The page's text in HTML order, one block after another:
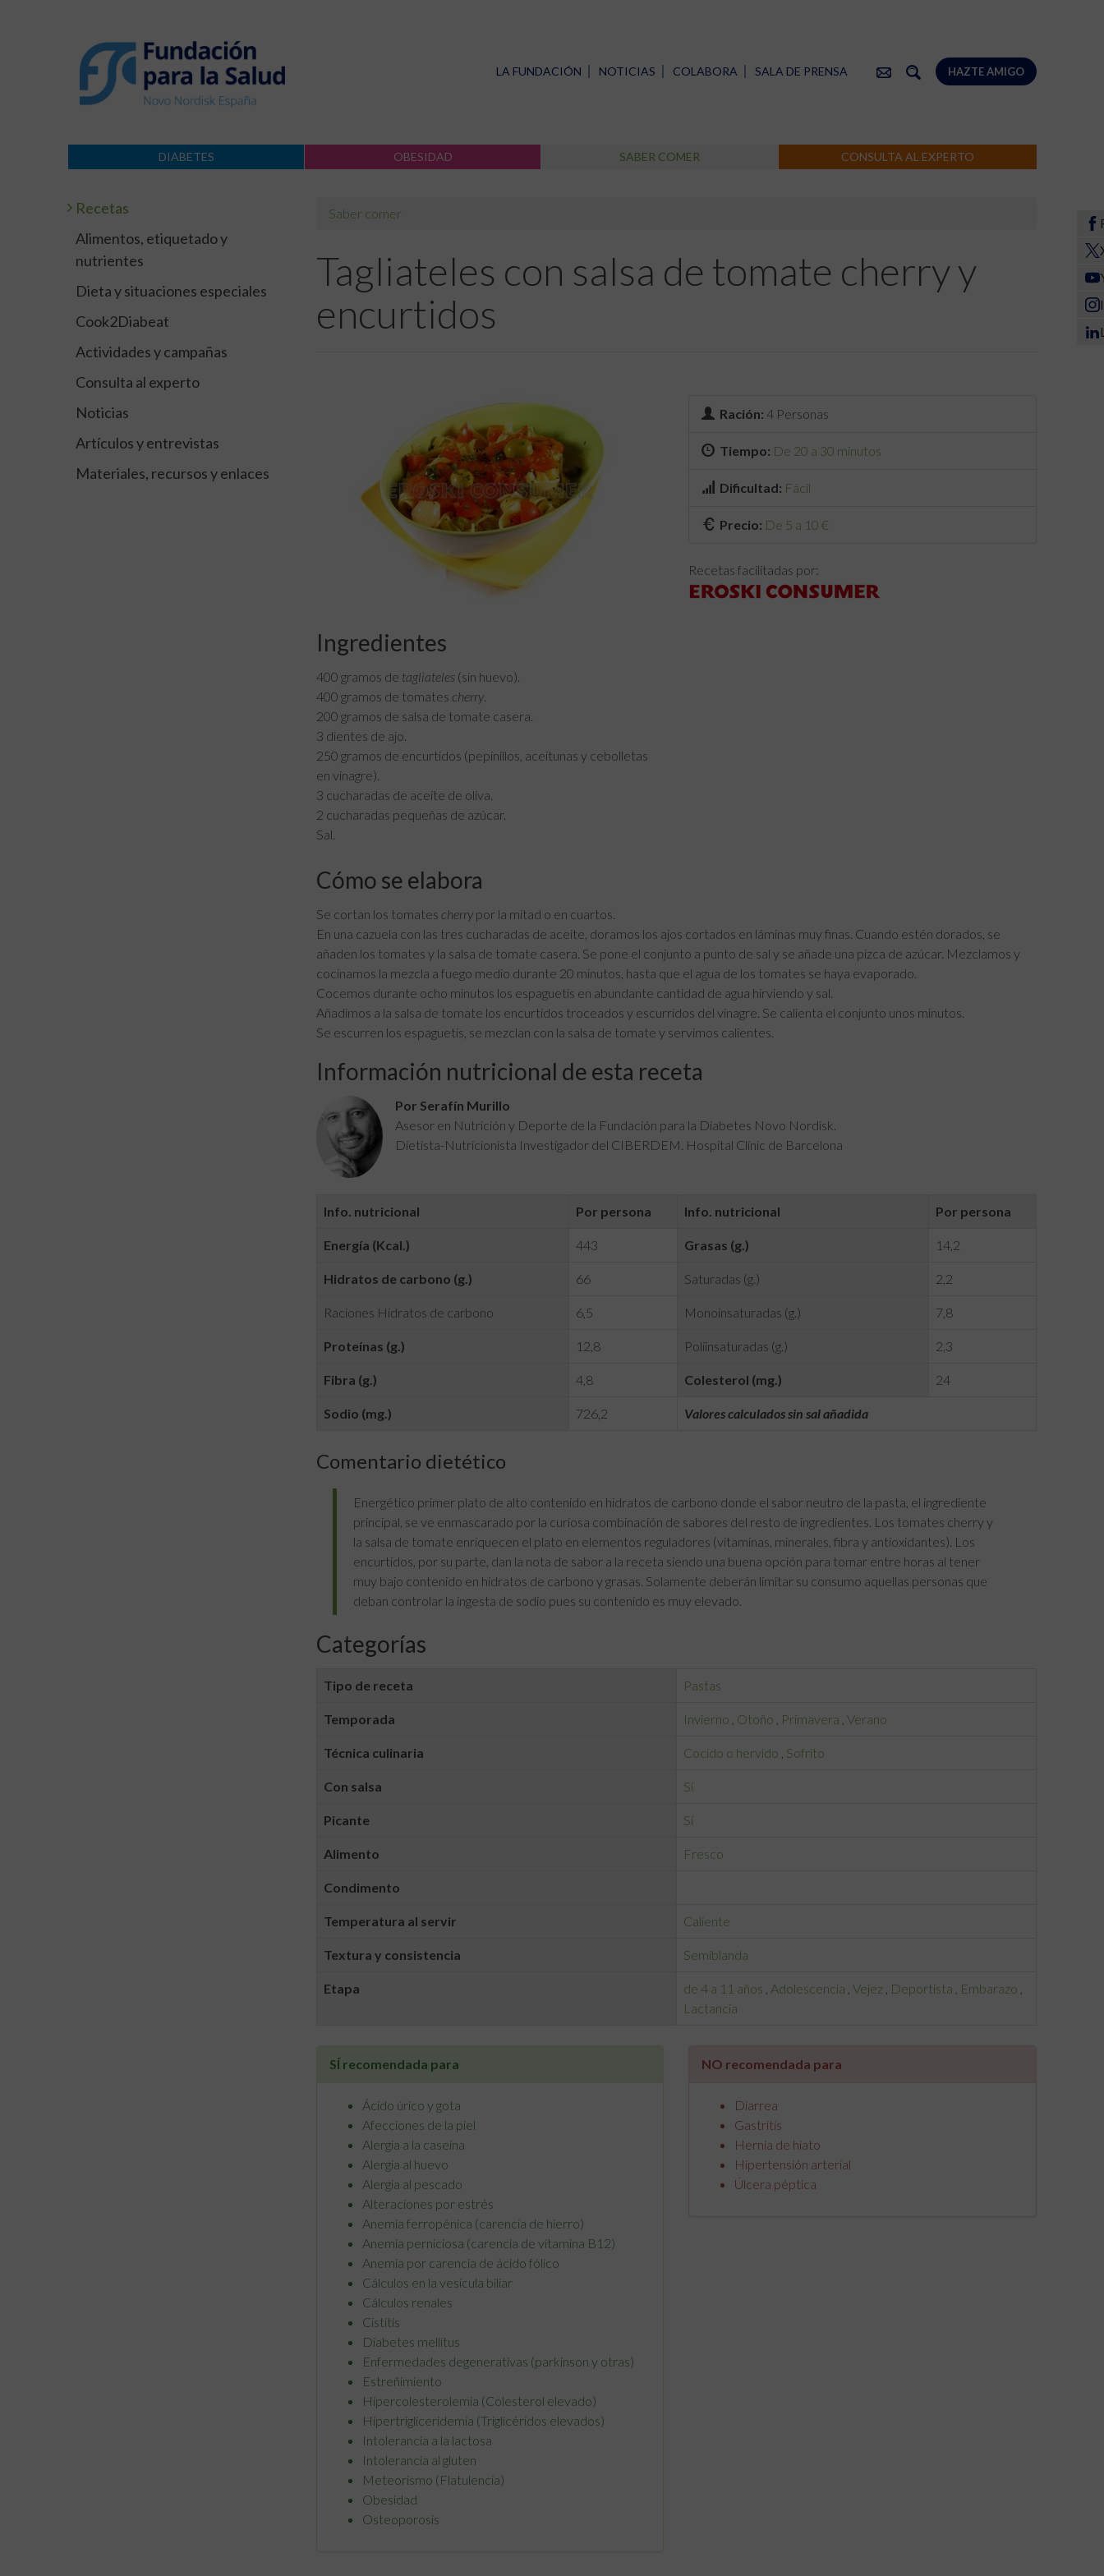
HAZTE AMIGO
LA FUNDACIÓN NOTICIAS COLABORA SALA DE PRENSA
DIABETES OBESIDAD SABER COMER CONSULTA AL EXPERTO
Recetas
Alimentos, etiquetado y
nutrientes
Dieta y situaciones especiales
Cook2Diabeat
Actividades y campañas
Consulta al experto
Noticias
Artículos y entrevistas
Materiales, recursos y enlaces
Saber comer
Tagliateles con salsa de tomate cherry y
encurtidos
Ingredientes
400 gramos de tagliateles(sin huevo).
400 gramos de tomates cherry.
200 gramos de salsa de tomate casera.
3 dientes de ajo.
250 gramos de encurtidos (pepinillos, aceitunas y cebolletas
en vinagre).
3 cucharadas de aceite de oliva.
2 cucharadas pequeñas de azúcar.
Sal.
Ración:4 Personas
Tiempo: De 20 a 30 minutos
Dificultad: Fácil
Precio: De 5 a 10 €
Recetas facilitadas por:
Cómo se elabora
Se cortan los tomates cherrypor la mitad o en cuartos.
En una cazuela con las tres cucharadas de aceite, doramos los ajos cortados en láminas muy finas. Cuando estén dorados, se
añaden los tomates y la salsa de tomate casera. Se pone el conjunto a punto de sal y se añade una pizca de azúcar. Mezclamos y
cocinamos la mezcla a fuego medio durante 20 minutos, hasta que el agua de los tomates se haya evaporado.
Cocemos durante ocho minutos los espaguetis en abundante cantidad de agua hirviendo y sal.
Añadimos a la salsa de tomate los encurtidos troceados y escurridos del vinagre. Se calienta el conjunto unos minutos.
Se escurren los espaguetis, se mezclan con la salsa de tomate y servimos calientes.
Información nutricional de esta receta
Por Serafín Murillo
Asesor en Nutrición y Deporte de la Fundación para la Diabetes Novo Nordisk.
Dietista-Nutricionista Investigador del CIBERDEM. Hospital Clínic de Barcelona
Info. nutricional Por persona Info. nutricional Por persona
Energía (Kcal.) 443 Grasas (g.) 14,2
Hidratos de carbono (g.) 66 Saturadas (g.) 2,2
Raciones Hidratos de carbono 6,5 Monoinsaturadas (g.) 7,8
Proteínas (g.) 12,8 Poliinsaturadas (g.) 2,3
Fibra (g.) 4,8 Colesterol (mg.) 24
Sodio (mg.) 726,2 Valores calculados sin sal añadida
Comentario dietético
Energético primer plato de alto contenido en hidratos de carbono donde el sabor neutro de la pasta, el ingrediente
principal, se ve enmascarado por la curiosa combinación de sabores del resto de ingredientes. Los tomates cherry y
la salsa de tomate enriquecen el plato en elementos reguladores (vitaminas, minerales, fibra y antioxidantes). Los
encurtidos, por su parte, dan la nota de sabor a la receta siendo una buena opción para tomar entre horas al tener
muy bajo contenido en hidratos de carbono y grasas. Solamente deberán limitar su consumo aquellas personas que
deban controlar la ingesta de sodio pues su contenido es muy elevado.
Categorías
Tipo de receta Pastas
Temporada Invierno Otoño Primavera Verano
Técnica culinaria Cocido o hervido Sofrito
Con salsa Sí
Picante Sí
Alimento Fresco
Condimento
Temperatura al servir Caliente
Textura y consistencia Semiblanda
Etapa de 4 a 11 años Adolescencia Vejez, Deportista Embarazo
Lactancia
SÍ recomendada para
Ácido úrico y gota
Afecciones de la piel
Alergia a la caseína
Alergia al huevo
Alergia al pescado
Alteraciones por estrés
Anemia ferropénica (carencia de hierro)
Anemia perniciosa (carencia de vitamina B12)
Anemia por carencia de ácido fólico
Cálculos en la vesícula biliar
Cálculos renales
Cistitis
Diabetes mellitus
Enfermedades degenerativas (parkinson y otras)
Estreñimiento
Hipercolesterolemia (Colesterol elevado)
Hipertrigliceridemia (Triglicéridos elevados)
Intolerancia a la lactosa
Intolerancia al gluten
Meteorismo (Flatulencia)
Obesidad
Osteoporosis
NO recomendada para
Diarrea
Gastritis
Hernia de hiato
Hipertensión arterial
Úlcera péptica